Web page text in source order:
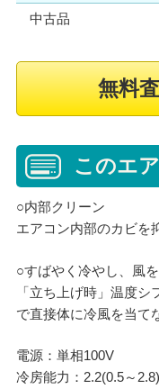
中古品
無料
このエ
○内部クリーン
エアコン内部のカビを
○すばやく冷やし、風
「立ち上げ時」温度
で直接体に冷風を当て
電源：単相100V
冷房能力：2.2(0.5～